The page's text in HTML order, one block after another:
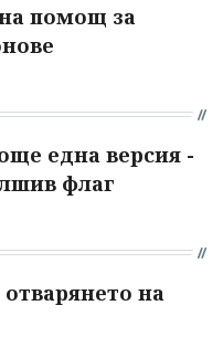
помощ за
една версия -
флаг
на